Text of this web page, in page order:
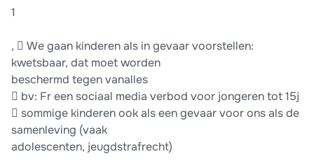
1
,  We gaan kinderen als in gevaar voorstellen:
kwetsbaar, dat moet worden
beschermd tegen vanalles
 bv: Fr een sociaal media verbod voor jongeren tot 15j
 sommige kinderen ook als een gevaar voor ons als de
samenleving (vaak
adolescenten, jeugdstrafrecht)